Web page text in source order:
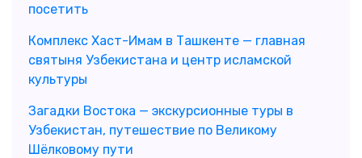
посетить
Комплекс Хаст-Имам в Ташкенте — главная
святыня Узбекистана и центр исламской
культуры
Загадки Востока — экскурсионные туры в
Узбекистан, путешествие по Великому
Шёлковому пути